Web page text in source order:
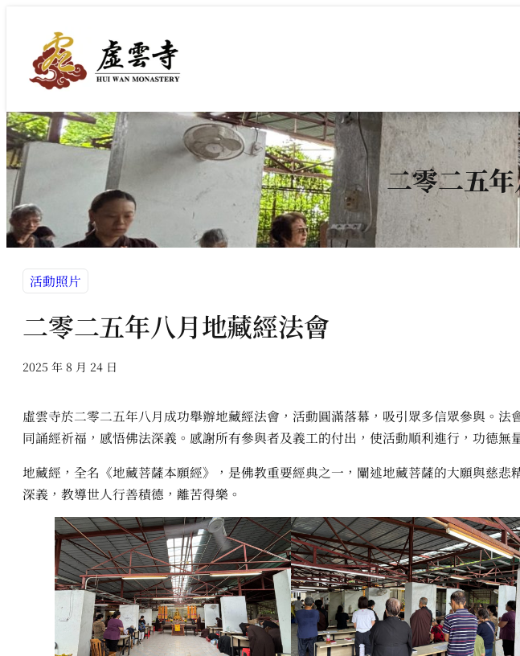
容
二零二五
活動照片
二零二五年八月地藏經法會
2025 年 8 月 24 日
虛雲寺於二零二五年八月成功舉辦地藏經法會，活動圓滿落幕，吸引眾多信眾參與。
同誦經祈福，感悟佛法深義。感謝所有參與者及義工的付出，使活動順利進行，功德無
地藏經，全名《地藏菩薩本願經》，是佛教重要經典之一，闡述地藏菩薩的大願與慈
深義，教導世人行善積德，離苦得樂。